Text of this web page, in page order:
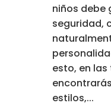
niños debe
seguridad,
esto, en
estilos,...